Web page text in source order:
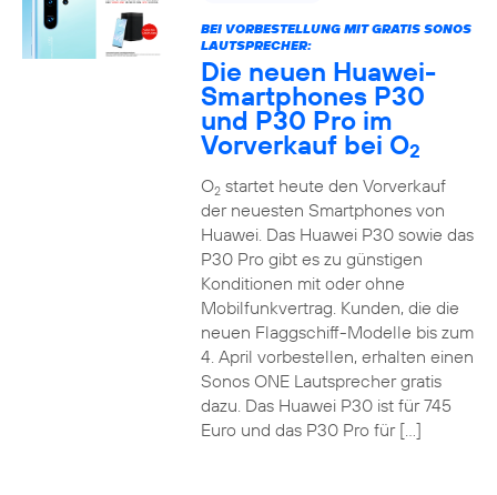
BEI VORBESTELLUNG MIT GRATIS SONOS
LAUTSPRECHER:
Die neuen Huawei-
Smartphones P30
und P30 Pro im
Vorverkauf bei O2
O2startet heute den Vorverkauf
der neuesten Smartphones von
Huawei. Das Huawei P30 sowie das
P30 Pro gibt es zu günstigen
Konditionen mit oder ohne
Mobilfunkvertrag. Kunden, die die
neuen Flaggschiff-Modelle bis zum
4. April vorbestellen, erhalten einen
Sonos ONE Lautsprecher gratis
dazu. Das Huawei P30 ist für 745
Euro und das P30 Pro für […]